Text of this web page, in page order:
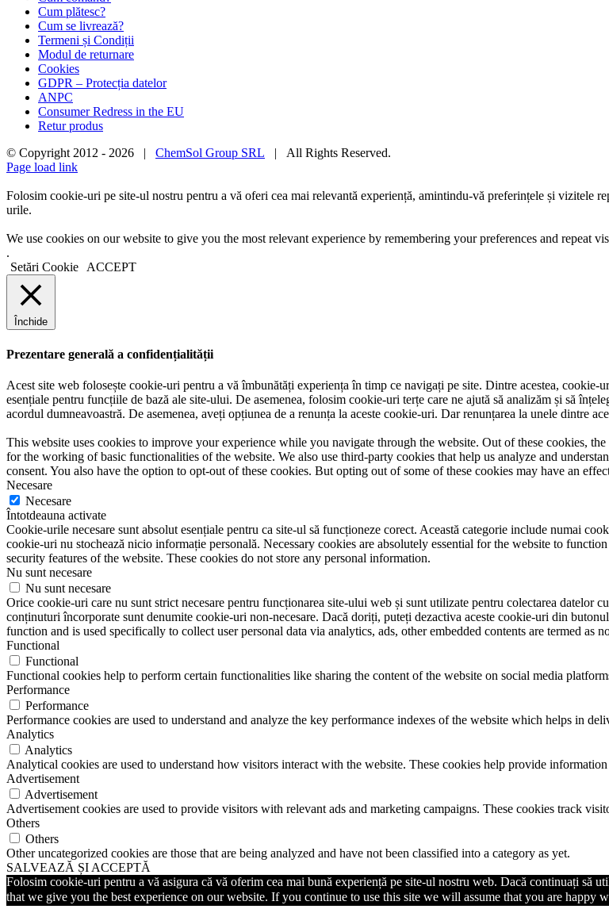
Cum plătesc?
Cum se livrează?
Termeni și Condiții
Modul de returnare
Cookies
GDPR – Protecția datelor
ANPC
Consumer Redress in the EU
Retur produs
© Copyright 2012 - 2026 | ChemSol Group SRL | All Rights Reserved.
Page load link
Folosim cookie-uri pe site-ul nostru pentru a vă oferi cea mai relevantă experiență, amintindu-vă preferințele și vizitele
urile.
We use cookies on our website to give you the most relevant experience by remembering your preferences and repeat
.
Setări Cookie
ACCEPT
Închide
Prezentare generală a confidențialității
Acest site web folosește cookie-uri pentru a vă îmbunătăți experiența în timp ce navigați pe site. Dintre acestea, cookie-
esențiale pentru funcțiile de bază ale site-ului. De asemenea, folosim cookie-uri terțe care ne ajută să analizăm și să
acordul dumneavoastră. De asemenea, aveți opțiunea de a renunța la aceste cookie-uri. Dar renunțarea la unele dintre
This website uses cookies to improve your experience while you navigate through the website. Out of these cookies,
for the working of basic functionalities of the website. We also use third-party cookies that help us analyze and
consent. You also have the option to opt-out of these cookies. But opting out of some of these cookies may have an
Necesare
Necesare
Întotdeauna activate
Cookie-urile necesare sunt absolut esențiale pentru ca site-ul să funcționeze corect. Această categorie include numai
cookie-uri nu stochează nicio informație personală. Necessary cookies are absolutely essential for the website to
security features of the website. These cookies do not store any personal information.
Nu sunt necesare
Nu sunt necesare
Orice cookie-uri care nu sunt strict necesare pentru funcționarea site-ului web și sunt utilizate pentru colectarea
conținuturi încorporate sunt denumite cookie-uri non-necesare. Dacă doriți, puteți dezactiva aceste cookie-uri din
function and is used specifically to collect user personal data via analytics, ads, other embedded contents are termed
Functional
Functional
Functional cookies help to perform certain functionalities like sharing the content of the website on social media
Performance
Performance
Performance cookies are used to understand and analyze the key performance indexes of the website which helps in
Analytics
Analytics
Analytical cookies are used to understand how visitors interact with the website. These cookies help provide
Advertisement
Advertisement
Advertisement cookies are used to provide visitors with relevant ads and marketing campaigns. These cookies track
Others
Others
Other uncategorized cookies are those that are being analyzed and have not been classified into a category as yet.
SALVEAZĂ ȘI ACCEPTĂ
Folosim cookie-uri pentru a vă asigura că vă oferim cea mai bună experiență pe site-ul nostru web. Dacă continuați să
that we give you the best experience on our website. If you continue to use this site we will assume that you are happy